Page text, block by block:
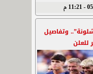
م
وتفاصيل
للعلن